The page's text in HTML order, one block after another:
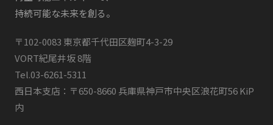
持続可能な未来を創る。
〒102-0083 東京都千代田区麹町4-3-29
VORT紀尾井坂 8階
Tel.03-6261-5311
西日本支店：〒650-8660 兵庫県神戸市中央区浪花町56 KiP
内